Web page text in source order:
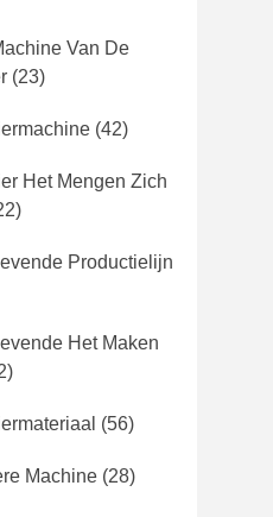
Van De
(23)
(42)
Het Mengen Zich
Productielijn
Het Maken
(56)
Machine (28)